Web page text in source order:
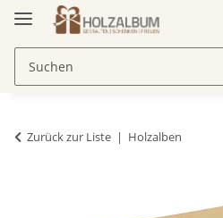
Zurück zur Liste Holzalben